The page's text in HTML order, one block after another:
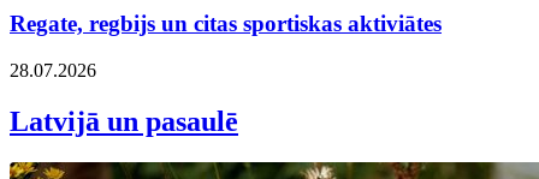
Regate, regbijs un citas sportiskas aktiviātes
28.07.2026
Latvijā un pasaulē